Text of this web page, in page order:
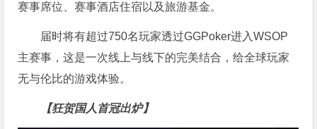
赛事席位、赛事酒店住宿以及旅游基金。
届时将有超过750名玩家透过GGPoker进入WSOP
主赛事，这是一次线上与线下的完美结合，给全球玩家
无与伦比的游戏体验。
【狂贺国人首冠出炉】